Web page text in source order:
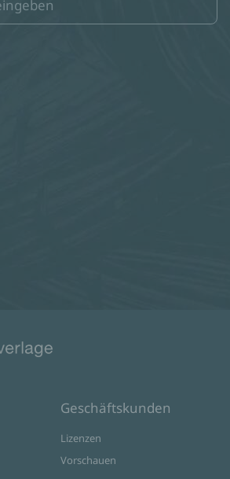
Geschäftskunden
Lizenzen
Vorschauen